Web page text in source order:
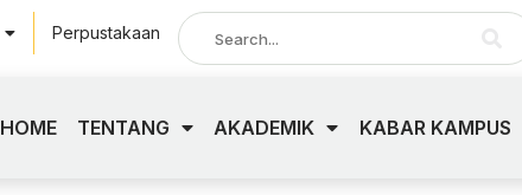
Perpustakaan
HOME TENTANG AKADEMIK KABAR KAMPUS